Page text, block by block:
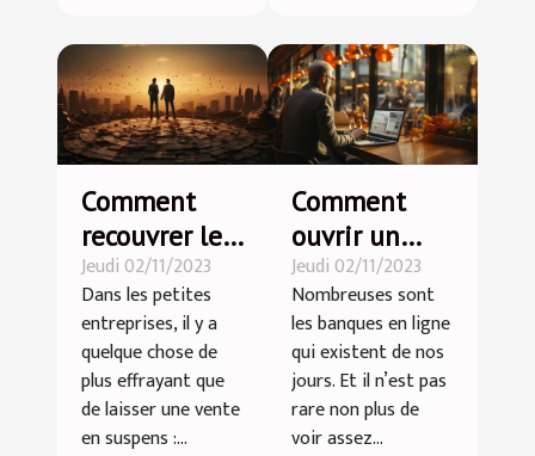
Comment
recouvrer les
dettes des
clients sans
perdre la
bonne
relation ?
Jeudi 02/11/2023
Dans les petites
entreprises, il y a
quelque chose de
plus effrayant que
de laisser une vente
en suspens :...
Comment
ouvrir un
compte
bancaire en
ligne ?
Jeudi 02/11/2023
Nombreuses sont
les banques en ligne
qui existent de nos
jours. Et il n’est pas
rare non plus de
voir assez...